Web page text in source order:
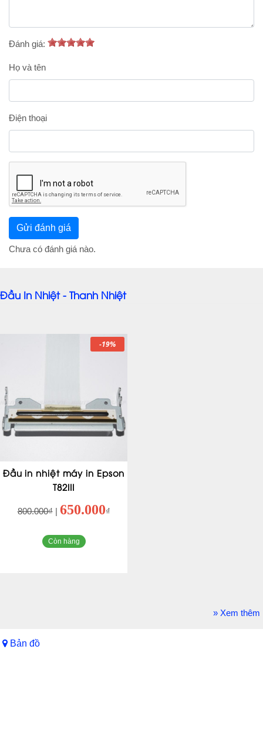
Đánh giá:
Họ và tên
Điện thoại
Chưa có đánh giá nào.
Đầu In Nhiệt - Thanh Nhiệt
Đầu in nhiệt máy in Epson
T82III
800.000₫| 650.000₫
-19%
Còn hàng
» Xem thêm
Bản đồ